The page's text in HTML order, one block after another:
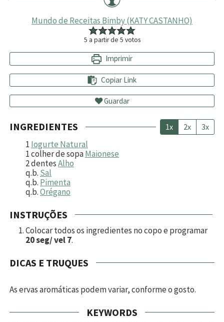
Mundo de Receitas Bimby (KATY CASTANHO)
5 a partir de 5 votos
Imprimir
Copiar Link
Guardar
INGREDIENTES 1x 2x 3x
1 Iogurte Natural
1colher de sopaMaionese
2dentesAlho
q.b. Sal
q.b. Pimenta
q.b.Orégano
INSTRUÇÕES
Colocar todos os ingredientes no copo e programar
20 seg/ vel 7.
DICAS E TRUQUES
As ervas aromáticas podem variar, conforme o gosto.
KEYWORDS